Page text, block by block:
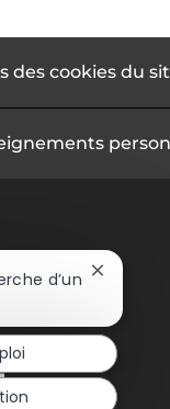
des cookies du
d’un
Fermer
du
chatbot